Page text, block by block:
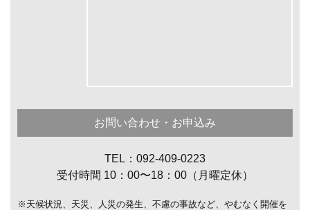
お問い合わせ・お申込み
TEL：092-409-0223
受付時間 10：00〜18：00（月曜定休）
※天候状況、天災、人災の発生、不慮の事故など、やむなく開催を